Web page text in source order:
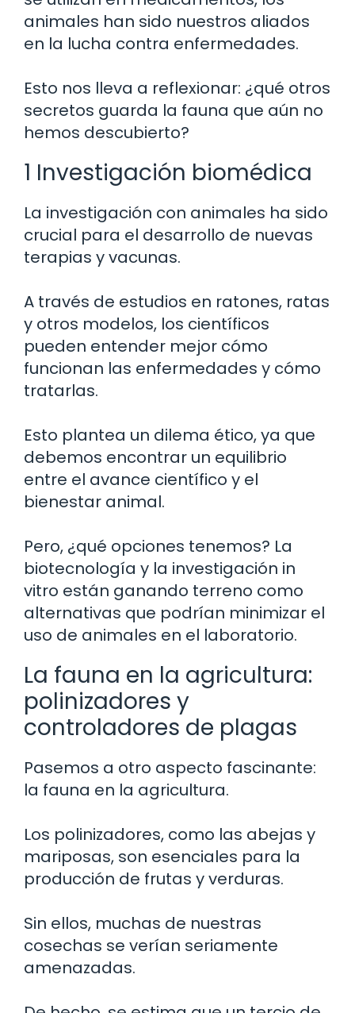
animales han sido nuestros aliados
en la lucha contra enfermedades.
Esto nos lleva a reflexionar: ¿qué otros
secretos guarda la fauna que aún no
hemos descubierto?
1 Investigación biomédica
La investigación con animales ha sido
crucial para el desarrollo de nuevas
terapias y vacunas.
A través de estudios en ratones, ratas
y otros modelos, los científicos
pueden entender mejor cómo
funcionan las enfermedades y cómo
tratarlas.
Esto plantea un dilema ético, ya que
debemos encontrar un equilibrio
entre el avance científico y el
bienestar animal.
Pero, ¿qué opciones tenemos? La
biotecnología y la investigación in
vitro están ganando terreno como
alternativas que podrían minimizar el
uso de animales en el laboratorio.
La fauna en la agricultura:
polinizadores y
controladores de plagas
Pasemos a otro aspecto fascinante:
la fauna en la agricultura.
Los polinizadores, como las abejas y
mariposas, son esenciales para la
producción de frutas y verduras.
Sin ellos, muchas de nuestras
cosechas se verían seriamente
amenazadas.